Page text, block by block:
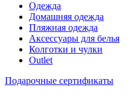
Одежда
Домашняя одежда
Пляжная одежда
Аксессуары для белья
Колготки и чулки
Outlet
Подарочные сертификаты